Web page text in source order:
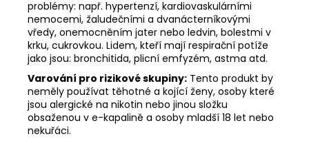
problémy: např. hypertenzí, kardiovaskulárními
nemocemi, žaludečními a dvanácterníkovými
vředy, onemocněním jater nebo ledvin, bolestmi v
krku, cukrovkou. Lidem, kteří mají respirační potíže
jako jsou: bronchitida, plicní emfyzém, astma atd.
Varování pro rizikové skupiny: Tento produkt by
neměly používat těhotné a kojící ženy, osoby které
jsou alergické na nikotin nebo jinou složku
obsaženou v e-kapalině a osoby mladší 18 let nebo
nekuřáci.